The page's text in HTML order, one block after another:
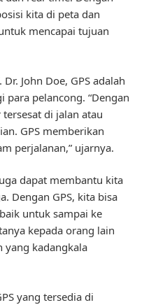
kita di peta dan
mencapai tujuan
John Doe, GPS adalah
para pelancong. “Dengan
di jalan atau
GPS memberikan
perjalanan,” ujarnya.
dapat membantu kita
Dengan GPS, kita bisa
untuk sampai ke
kepada orang lain
yang kadangkala
yang tersedia di